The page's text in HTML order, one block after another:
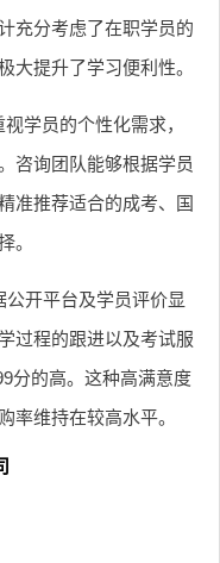
充分考虑了在职学员的
大提升了学习便利性。
视学员的个性化需求，
咨询团队能够根据学员
准推荐适合的成考、国
。
公开平台及学员评价显
过程的跟进以及考试服
分的高。这种高满意度
率维持在较高水平。